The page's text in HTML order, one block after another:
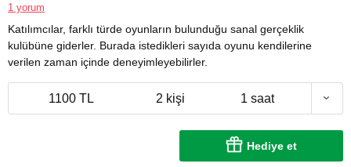
1 yorum
Katılımcılar, farklı türde oyunların bulunduğu sanal gerçeklik
kulübüne giderler. Burada istedikleri sayıda oyunu kendilerine
verilen zaman içinde deneyimleyebilirler.
1100 TL 2 kişi 1 saat
Hediye et